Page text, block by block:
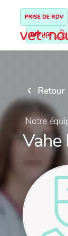
PRISE DE RDV
REFUGE
Retour
Notre
Vahe